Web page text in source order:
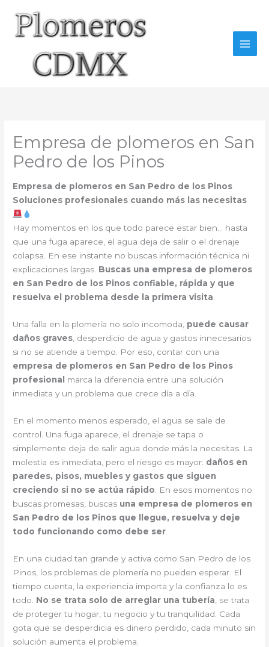
contenido
Empresa de plomeros en San
Pedro de los Pinos
Empresa de plomeros en San Pedro de los Pinos
Soluciones profesionales cuando más las necesitas
Hay momentos en los que todo parece estar bien… hasta
que una fuga aparece, el agua deja de salir o el drenaje
colapsa. En ese instante no buscas información técnica ni
explicaciones largas. Buscas una empresa de plomeros
en San Pedro de los Pinos confiable, rápida y que
resuelva el problema desde la primera visita.
Una falla en la plomería no solo incomoda, puede causar
daños graves , desperdicio de agua y gastos innecesarios
si no se atiende a tiempo. Por eso, contar con una
empresa de plomeros en San Pedro de los Pinos
profesional
marca la diferencia entre una solución
inmediata y un problema que crece día a día.
En el momento menos esperado, el agua se sale de
control. Una fuga aparece, el drenaje se tapa o
simplemente deja de salir agua donde más la necesitas. La
molestia es inmediata, pero el riesgo es mayor: daños en
paredes, pisos, muebles y gastos que siguen
creciendo si no se actúa rápido . En esos momentos no
buscas promesas, buscas una empresa de plomeros en
San Pedro de los Pinos que llegue, resuelva y deje
todo funcionando como debe ser
En una ciudad tan grande y activa como San Pedro de los
Pinos, los problemas de plomería no pueden esperar. El
tiempo cuenta, la experiencia importa y la confianza lo es
todo. No se trata solo de arreglar una tubería , se trata
de proteger tu hogar, tu negocio y tu tranquilidad. Cada
gota que se desperdicia es dinero perdido, cada minuto sin
solución aumenta el problema.